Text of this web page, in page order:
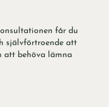
får du
självförtroende att
att behöva lämna